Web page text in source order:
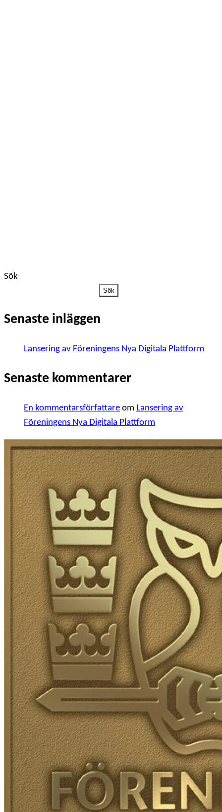
Sök
Sök
Senaste inläggen
Lansering av Föreningens Nya Digitala Plattform
Senaste kommentarer
En kommentarsförfattare om Lansering av
Föreningens Nya Digitala Plattform